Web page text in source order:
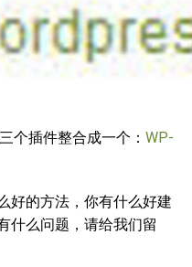
个插件整合成一个： WP-
好的方法，你有什么好建
什么问题，请给我们留